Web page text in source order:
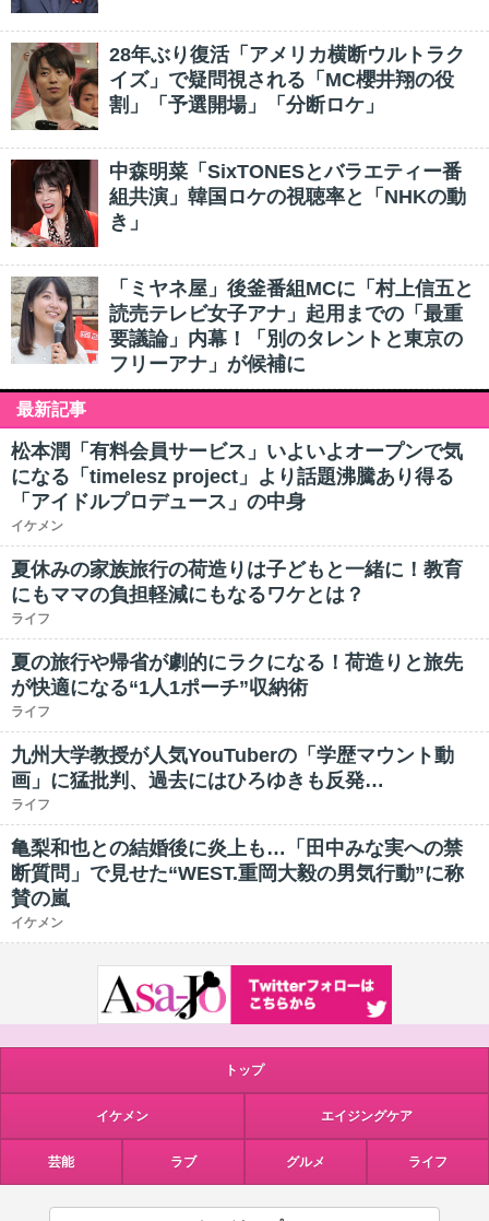
28年ぶり復活「アメリカ横断ウルトラク
イズ」で疑問視される「MC櫻井翔の役
割」「予選開場」「分断ロケ」
中森明菜「SixTONESとバラエティー番
組共演」韓国ロケの視聴率と「NHKの動
き」
「ミヤネ屋」後釜番組MCに「村上信五と
読売テレビ女子アナ」起用までの「最重
要議論」内幕！「別のタレントと東京の
フリーアナ」が候補に
最新記事
松本潤「有料会員サービス」いよいよオープンで気
になる「timelesz project」より話題沸騰あり得る
「アイドルプロデュース」の中身
イケメン
夏休みの家族旅行の荷造りは子どもと一緒に！教育
にもママの負担軽減にもなるワケとは？
ライフ
夏の旅行や帰省が劇的にラクになる！荷造りと旅先
が快適になる“1人1ポーチ”収納術
ライフ
九州大学教授が人気YouTuberの「学歴マウント動
画」に猛批判、過去にはひろゆきも反発…
ライフ
亀梨和也との結婚後に炎上も…「田中みな実への禁
断質問」で見せた“WEST.重岡大毅の男気行動”に称
賛の嵐
イケメン
トップ
イケメン エイジングケア
芸能 ラブ グルメ ライフ